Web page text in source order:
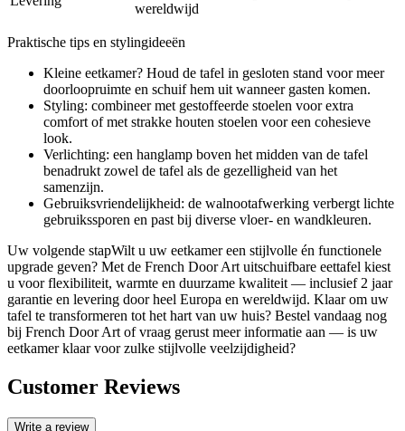
wereldwijd
Praktische tips en stylingideeën
Kleine eetkamer? Houd de tafel in gesloten stand voor meer
doorloopruimte en schuif hem uit wanneer gasten komen.
Styling: combineer met gestoffeerde stoelen voor extra
comfort of met strakke houten stoelen voor een cohesieve
look.
Verlichting: een hanglamp boven het midden van de tafel
benadrukt zowel de tafel als de gezelligheid van het
samenzijn.
Gebruiksvriendelijkheid: de walnootafwerking verbergt lichte
gebruikssporen en past bij diverse vloer- en wandkleuren.
Uw volgende stapWilt u uw eetkamer een stijlvolle én functionele
upgrade geven? Met de French Door Art uitschuifbare eettafel kiest
u voor flexibiliteit, warmte en duurzame kwaliteit — inclusief 2 jaar
garantie en levering door heel Europa en wereldwijd. Klaar om uw
tafel te transformeren tot het hart van uw huis? Bestel vandaag nog
bij French Door Art of vraag gerust meer informatie aan — is uw
eetkamer klaar voor zulke stijlvolle veelzijdigheid?
Customer Reviews
Write a review